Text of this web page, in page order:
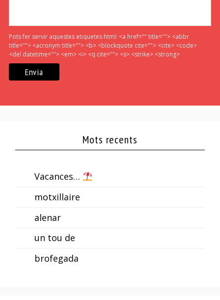
Pots fer servir aquestes etiquetes html: <a href="" title=""> <abbr
title=""> <acronym title=""> <b> <blockquote cite=""> <cite> <code>
<del datetime=""> <em> <i> <q cite=""> <s> <strike> <strong>
Mots recents
Vacances…
motxillaire
alenar
un tou de
brofegada